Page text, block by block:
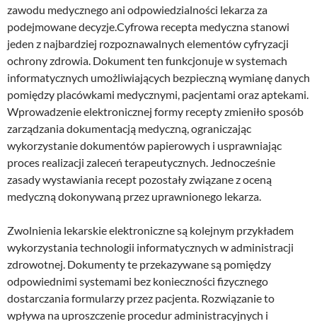
zawodu medycznego ani odpowiedzialności lekarza za
podejmowane decyzje.Cyfrowa recepta medyczna stanowi
jeden z najbardziej rozpoznawalnych elementów cyfryzacji
ochrony zdrowia. Dokument ten funkcjonuje w systemach
informatycznych umożliwiających bezpieczną wymianę danych
pomiędzy placówkami medycznymi, pacjentami oraz aptekami.
Wprowadzenie elektronicznej formy recepty zmieniło sposób
zarządzania dokumentacją medyczną, ograniczając
wykorzystanie dokumentów papierowych i usprawniając
proces realizacji zaleceń terapeutycznych. Jednocześnie
zasady wystawiania recept pozostały związane z oceną
medyczną dokonywaną przez uprawnionego lekarza.
Zwolnienia lekarskie elektroniczne są kolejnym przykładem
wykorzystania technologii informatycznych w administracji
zdrowotnej. Dokumenty te przekazywane są pomiędzy
odpowiednimi systemami bez konieczności fizycznego
dostarczania formularzy przez pacjenta. Rozwiązanie to
wpływa na uproszczenie procedur administracyjnych i